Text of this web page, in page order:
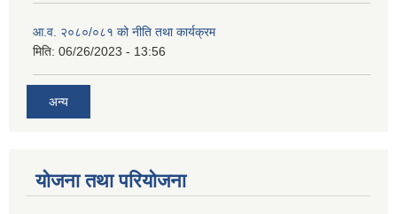
आ.व. २०८०/०८१ को नीति तथा कार्यक्रम
मिति: 06/26/2023 - 13:56
अन्य
योजना तथा परियोजना